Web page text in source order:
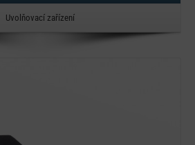
Uvolňovací zařízení